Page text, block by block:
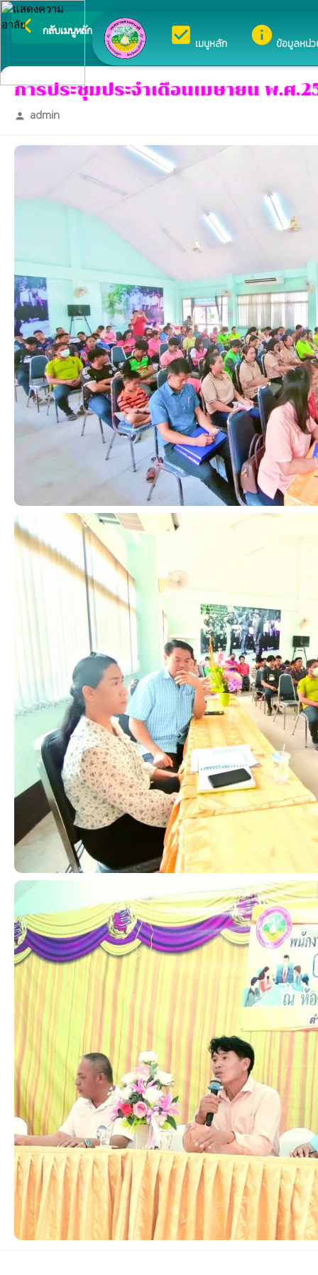
check_box เมนูหลัก info ข้อมูลหน่
arrow_back_ios กลับเมนูหลัก ยินดีต้อนรับสู่เว็บไซต์ของ เ
การประชุมประจำเดือนเมษายน พ.ศ
person admin